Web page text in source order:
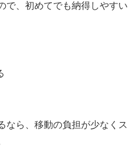
で、初めてでも納得しやすい
なら、移動の負担が少なくス